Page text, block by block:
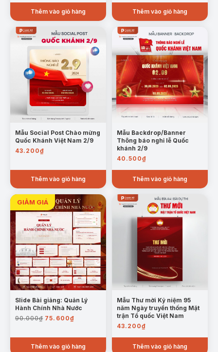
Thêm vào giỏ hàng Thêm vào giỏ hàng
Mẫu Social Post Chào mừng
Quốc Khánh Việt Nam 2/9
43.200₫
Thêm vào giỏ hàng
Mẫu Backdrop/Banner
Thông báo nghỉ lễ Quốc
khánh 2/9
40.500₫
Thêm vào giỏ hàng
Slide Bài giảng: Quản Lý
Hành Chính Nhà Nước
90.000₫ Giá
là:
90.000₫.
75.600₫Giá
tại
là:
Thêm vào giỏ hàng
Mẫu Thư mời Kỷ niệm 95
năm Ngày truyền thống Mặt
trận Tổ quốc Việt Nam
43.200₫
Thêm vào giỏ hàng